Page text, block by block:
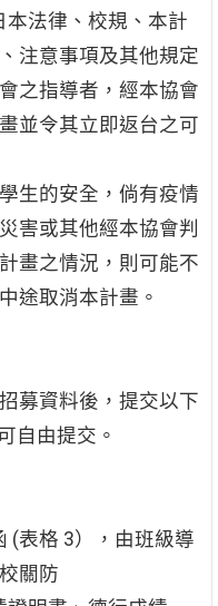
本法律、校規、本計
注意事項及其他規定
之指導者，經本協會
並令其立即返台之可
生的安全，倘有疫情
害或其他經本協會判
畫之情況，則可能不
途取消本計畫。
募資料後，提交以下
自由提交。
(表格 3），由班級導
關防